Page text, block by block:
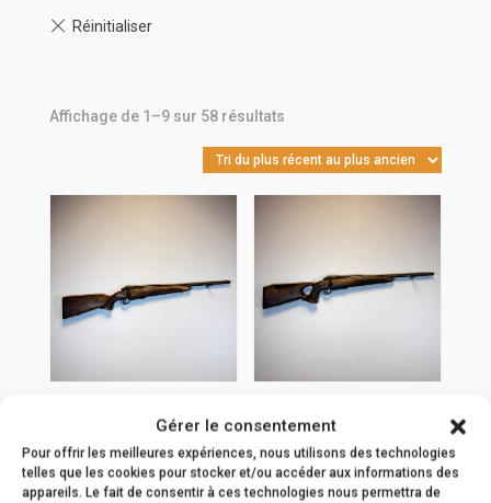
Gérer le consentement
Pour offrir les meilleures expériences, nous utilisons des technologies
telles que les cookies pour stocker et/ou accéder aux informations des
appareils. Le fait de consentir à ces technologies nous permettra de
Affichage de 1–9 sur 58 résultatsTrié
du
plus
ancien
Carabine Mauser
SPRG
Carabine Mauser
SPRG